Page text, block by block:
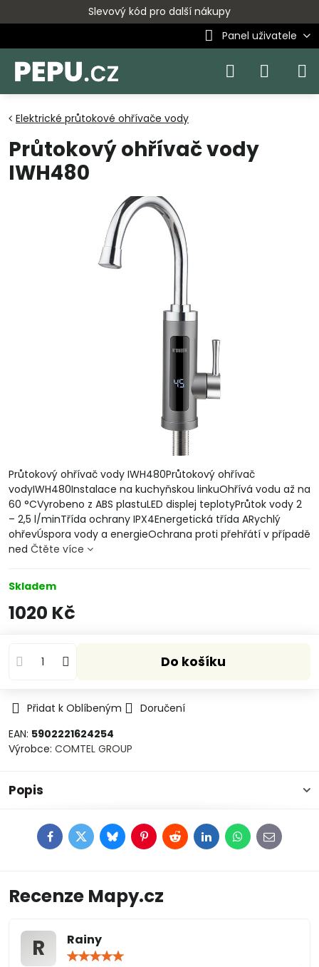
Slevový kód pro další nákupy
Panel uživatele
Elektrické průtokové ohřívače vody
Průtokový ohřívač vody
IWH480
Průtokový ohřívač vody IWH480Průtokový ohřívač
vodyIWH480Instalace na kuchyňskou linkuOhřívá vodu až na
60 °CVyrobeno z ABS plastuLED displej teplotyPrůtok vody 2
– 2,5 l/minTřída ochrany IPX4Energetická třída ARychlý
ohřevÚspora vody a energieOchrana proti přehřátí v případě
ned Čtěte více
Skladem
1020 Kč
Do košíku
Přidat k Oblíbeným
Doručení
EAN: 5902221624254
Výrobce: COMTEL GROUP
Popis
FacebookTwitterBlueskyPinterestRedditLinkedInWhatsApp
E-
mail
Recenze Mapy.cz
R Rainy